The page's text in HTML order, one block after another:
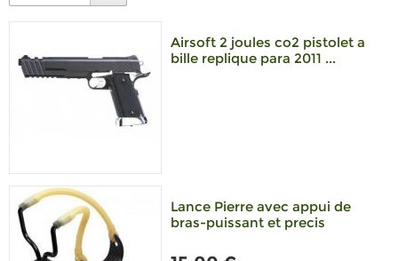
Airsoft 2 joules co2 pistolet a
bille replique para 2011 ...
Lance Pierre avec appui de
bras-puissant et precis